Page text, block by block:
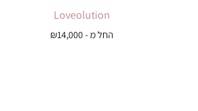
Loveolution
החל מ - ₪14,000